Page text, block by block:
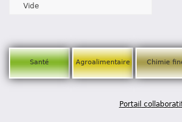
Vide
Santé Agroalimentaire Chimie
Portail